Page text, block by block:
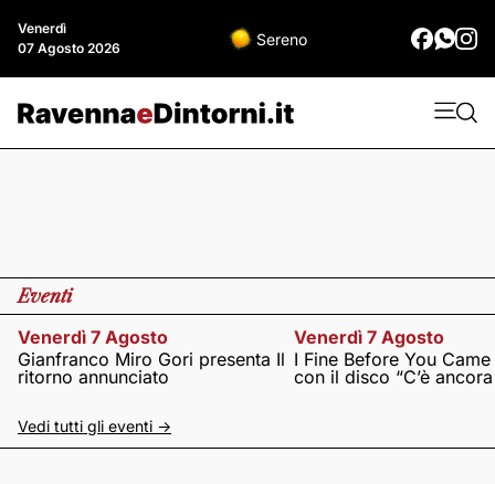
Venerdì
07 Agosto 2026
Sereno
Eventi
Venerdì 7 Agosto
Gianfranco Miro Gori presenta Il
ritorno annunciato
Venerdì 7 Agosto
I Fine Before You
con il disco “C’è
Vedi tutti gli eventi ->